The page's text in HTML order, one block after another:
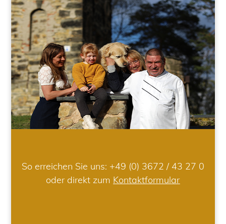
So erreichen Sie uns: +49 (0) 3672 / 43 27 0
oder direkt zum Kontaktformular